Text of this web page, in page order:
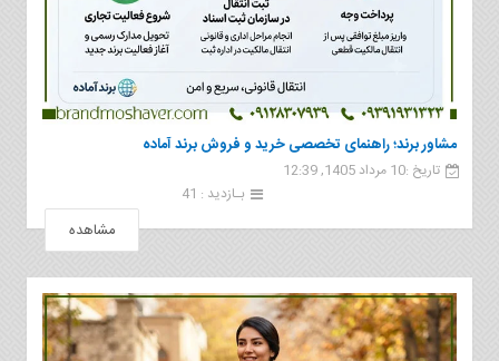
مشاور برند؛ راهنمای تخصصی خرید و فروش برند آماده
تاریخ :10 مرداد 1405, 12:39
بـازدید : 41
مشاهده